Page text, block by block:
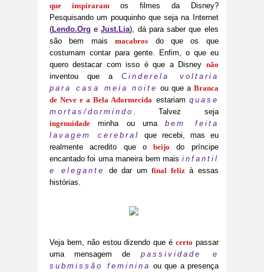
que inspiraram os filmes da Disney?
Pesquisando um pouquinho que seja na Internet
(Lendo.Org eJust.Lia), dá para saber que eles
são bem maismacabros do que os que
costumam contar para gente. Enfim, o que eu
quero destacar com isso é que a Disney não
inventou que a Cinderela voltaria
para casa meia noite ou que a Branca
de Neve e a Bela Adormecida estariam quase
mortas/dormindo
. Talvez seja
ingenuidade minha ou umabem feita
lavagem cerebral
que recebi, mas eu
realmente acredito que obeijo do príncipe
encantado foi uma maneira bem mais infantil
e elegante
de dar umfinal felizà essas
histórias.
Veja bem, não estou dizendo que é certo passar
uma mensagem de passividade e
submissão feminina ou que a presença